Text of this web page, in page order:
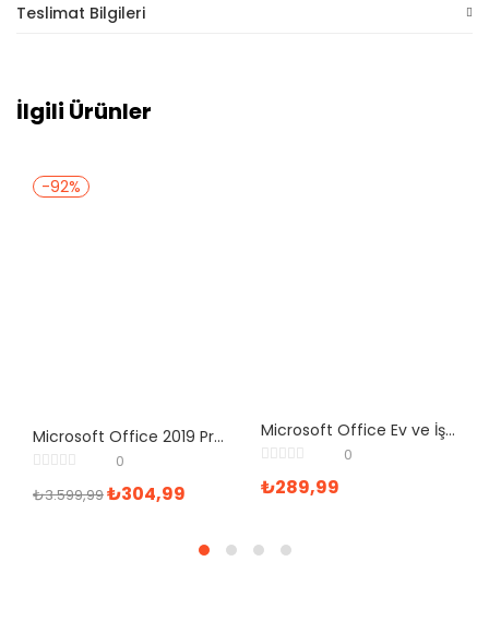
Teslimat Bilgileri
İlgili Ürünler
-92%
Microsoft Office 2019 Professional Plus Kurumsal Dijital Lisans Ofis Yazılımı
0
₺3.599,99₺304,99
Microsoft Office Ev ve İş 2019 Elektronik Lisans
0
₺289,99